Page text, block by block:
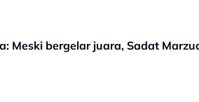
Meski bergelar juara, Sadat